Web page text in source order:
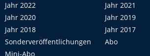
Jahr 2022
Jahr 2021
Jahr 2020
Jahr 2019
Jahr 2018
Jahr 2017
Sonderveröffentlichungen
Abo
Mini-Abo